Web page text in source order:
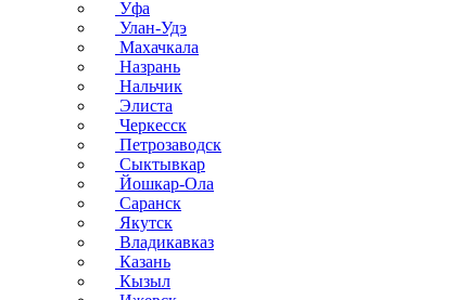
Уфа
Улан-Удэ
Махачкала
Назрань
Нальчик
Элиста
Черкесск
Петрозаводск
Сыктывкар
Йошкар-Ола
Саранск
Якутск
Владикавказ
Казань
Кызыл